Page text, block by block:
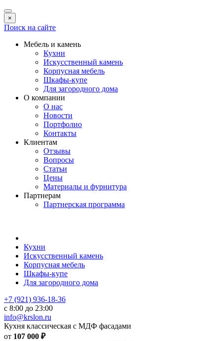
×
Поиск на сайте
Мебель и камень
Кухни
Искусственный камень
Корпусная мебель
Шкафы-купе
Для загородного дома
О компании
О нас
Новости
Портфолио
Контакты
Клиентам
Отзывы
Вопросы
Статьи
Цены
Материалы и фурнитура
Партнерам
Партнерская программа
Кухни
Искусственный камень
Корпусная мебель
Шкафы-купе
Для загородного дома
+7 (921) 936-18-36
с 8:00 до 23:00
info@krslon.ru
Кухня классическая с МДФ фасадами
от 107 000 ₽